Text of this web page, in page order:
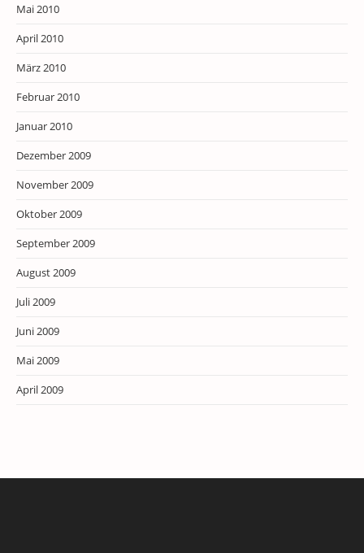
Mai 2010
April 2010
März 2010
Februar 2010
Januar 2010
Dezember 2009
November 2009
Oktober 2009
September 2009
August 2009
Juli 2009
Juni 2009
Mai 2009
April 2009